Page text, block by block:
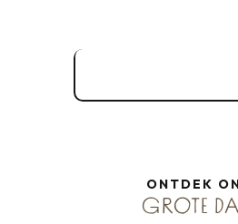
ONTDEK
GROTE
27
VAN 18 JANUARI